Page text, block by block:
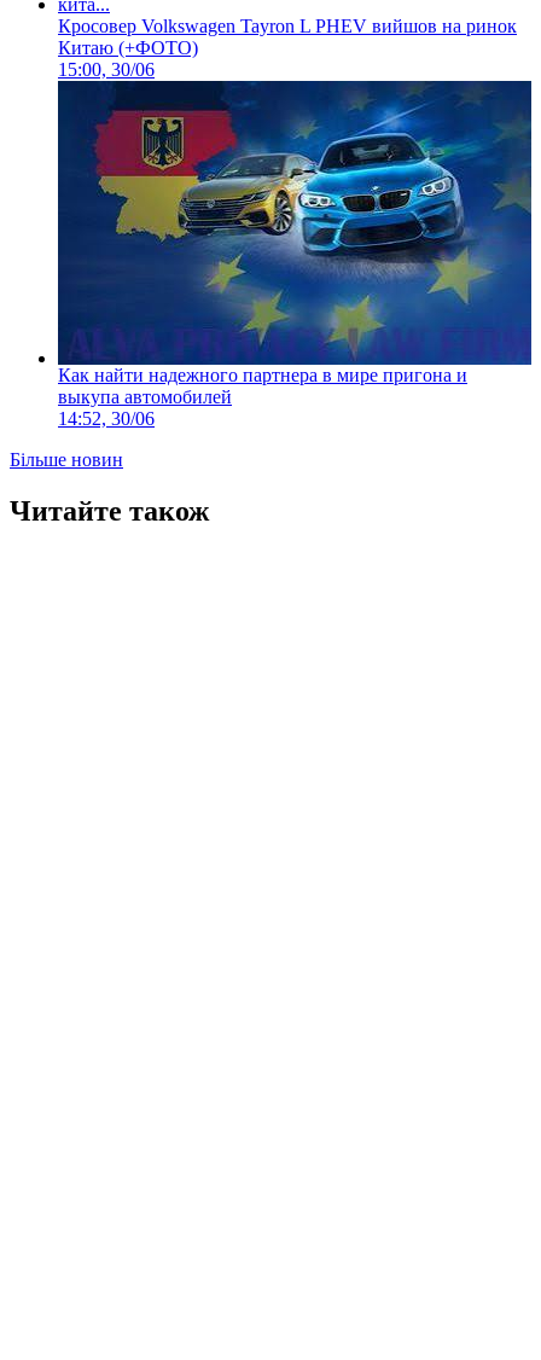
Кросовер Volkswagen Tayron L PHEV вийшов на ринок
Китаю (+ФОТО)
15:00, 30/06
Как найти надежного партнера в мире пригона и
выкупа автомобилей
14:52, 30/06
Більше новин
Читайте також